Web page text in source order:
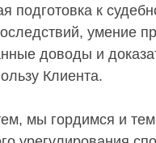
подготовка к
умение
доводы и
Клиента.
мы гордимся и